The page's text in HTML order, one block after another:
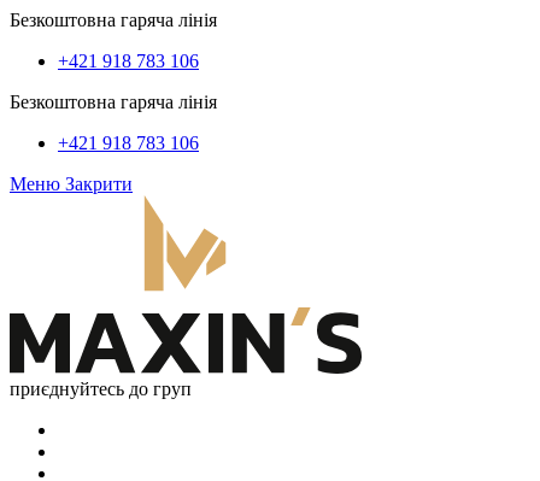
Безкоштовна гаряча лінія
+421 918 783 106
Безкоштовна гаряча лінія
+421 918 783 106
Меню Закрити
приєднуйтесь до груп